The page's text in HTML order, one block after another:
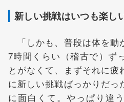
新しい挑戦はいつも楽し
「しかも、普段は体を動
7時間くらい（稽古で）ず
とがなくて、まずそれに疲
に新しい挑戦ばっかりだっ
に面白くて。やっぱり違